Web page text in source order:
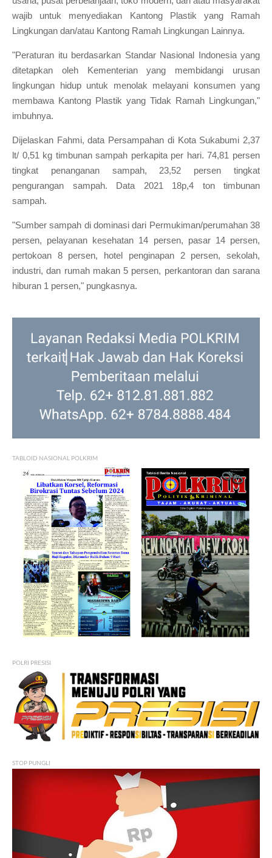
wajib untuk menyediakan Kantong Plastik yang Ramah
Lingkungan dan/atau Kantong Ramah Lingkungan Lainnya.
"Peraturan itu berdasarkan Standar Nasional Indonesia yang
ditetapkan oleh Kementerian yang membidangi urusan
lingkungan hidup untuk menolak melayani konsumen yang
membawa Kantong Plastik yang Tidak Ramah Lingkungan,"
imbuhnya.
Dijelaskan Fahmi, data Persampahan di Kota Sukabumi 2,37
lt/ 0,51 kg timbunan sampah perkapita per hari. 74,81 persen
tingkat penanganan sampah, 23,52 persen tingkat
pengurangan sampah. Data 2021 18p,4 ton timbunan
sampah.
"Sumber sampah di dominasi dari Permukiman/perumahan 38
persen, pelayanan kesehatan 14 persen, pasar 14 persen,
pertokoan 8 persen, hotel penginapan 2 persen, sekolah,
industri, dan rumah makan 5 persen, perkantoran dan sarana
hiburan 1 persen," pungkasnya.
TABLOID NASIONAL POLKRIM
POLRI PRESISI
STOP PUNGLI